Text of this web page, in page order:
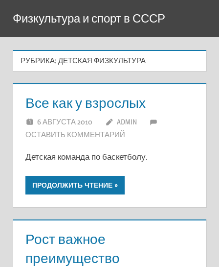
содержимому
Физкультура и спорт в СССР
РУБРИКА: ДЕТСКАЯ ФИЗКУЛЬТУРА
Все как у взрослых
6 АВГУСТА 2010
ADMIN
ОСТАВИТЬ КОММЕНТАРИЙ
Детская команда по баскетболу.
ПРОДОЛЖИТЬ ЧТЕНИЕ
Рост важное
преимущество